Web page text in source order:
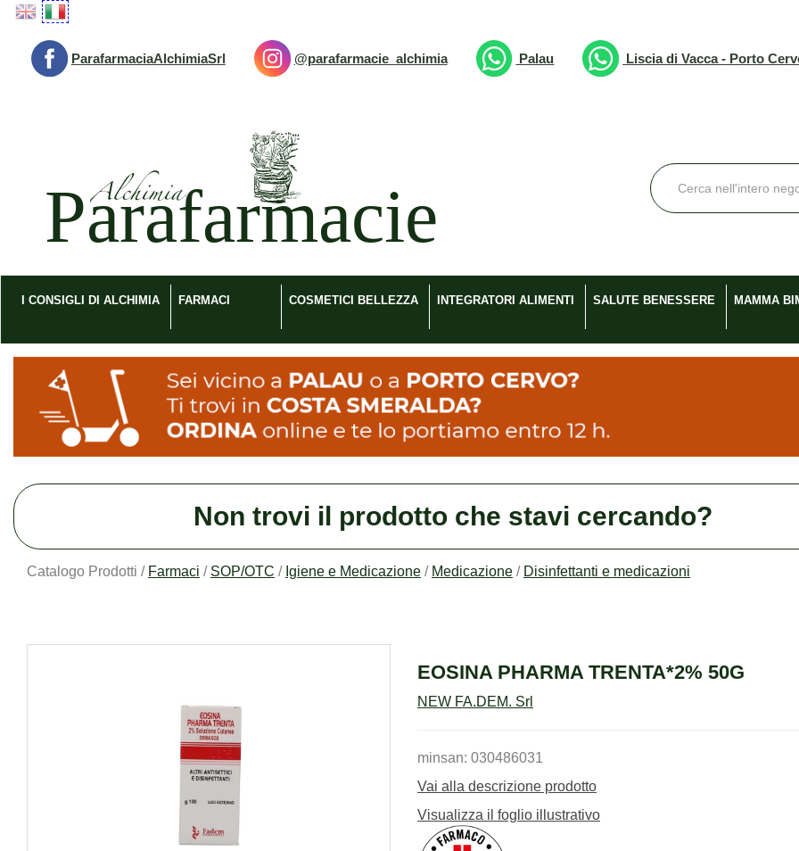
Passa
contenuto
principale
ParafarmaciaAlchimiaSrl @parafarmacie_alchimia Palau Liscia di Vacca - Porto
Cerca
Prodotto
I CONSIGLI DI ALCHIMIA FARMACI COSMETICI BELLEZZA INTEGRATORI ALIMENTI SALUTE BENESSERE MAMMA
Non trovi il prodotto che stavi cercando?
Catalogo Prodotti / Farmaci / SOP/OTC / Igiene e Medicazione / Medicazione / Disinfettanti e medicazioni
EOSINA PHARMA TRENTA*2% 50G
NEW FA.DEM. Srl
minsan: 030486031
Vai alla descrizione prodotto
Visualizza il foglio illustrativo